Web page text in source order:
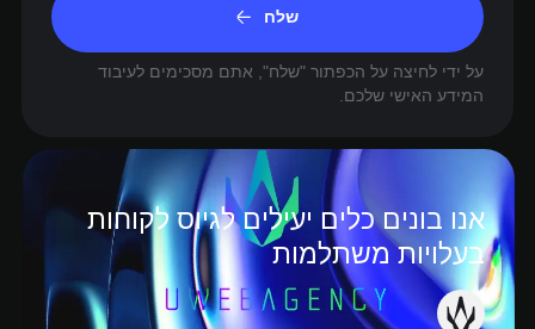
אנו בונים כלים יעילים לגיוס לקוחות
בעלויות משתלמות
על ידי לחיצה על הכפתור "שלח", אתם מסכימים לעיבוד
המידע האישי שלכם.
שלח